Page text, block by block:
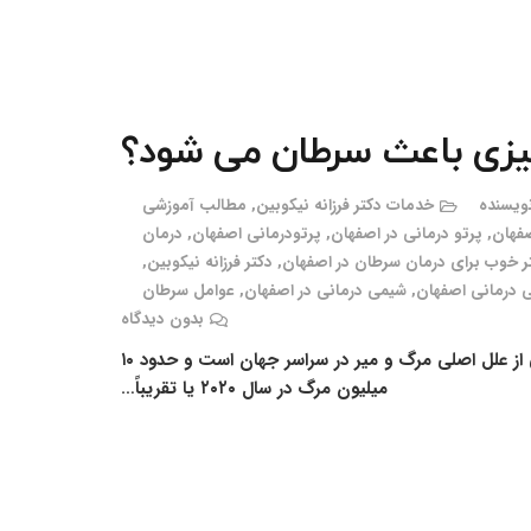
باعث سرطان می شود؟
خدمات دکتر فرزانه نیکوبین, مطالب آموزشی
, پرتو درمانی در اصفهان, پرتودرمانی اصفهان, درمان
خوب برای درمان سرطان در اصفهان, دکتر فرزانه نیکوبین,
درمانی اصفهان,شیمی درمانی در اصفهان, عوامل سرطان
بدون دیدگاه
چه چیزی باعث سرطان می شود؟ عوامل سرطان سرطان یکی از علل اصلی مرگ و میر در سراسر جهان است و حدود ۱۰
میلیون مرگ در سال ۲۰۲۰ یا تقریباً…